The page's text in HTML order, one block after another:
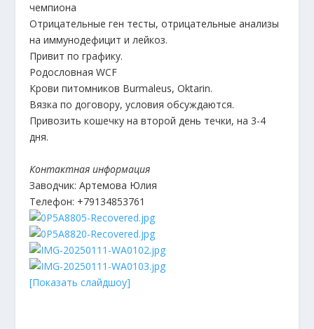
чемпиона
Отрицательные ген тесты, отрицательные анализы
на иммунодефицит и лейкоз.
Привит по графику.
Родословная WCF
Крови питомников Burmaleus, Oktarin.
Вязка по договору, условия обсуждаются.
Привозить кошечку на второй день течки, на 3-4
дня.
Контактная информация
Заводчик: Артемова Юлия
Телефон: +79134853761
[Показать слайдшоу]